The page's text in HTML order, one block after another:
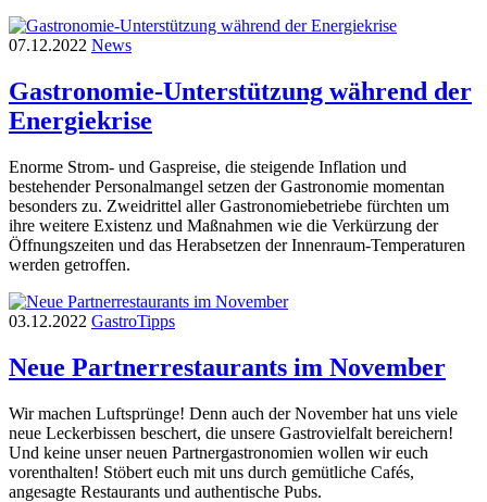
07.12.2022 News
Gastronomie-Unterstützung während der
Energiekrise
Enorme Strom- und Gaspreise, die steigende Inflation und
bestehender Personalmangel setzen der Gastronomie momentan
besonders zu. Zweidrittel aller Gastronomiebetriebe fürchten um
ihre weitere Existenz und Maßnahmen wie die Verkürzung der
Öffnungszeiten und das Herabsetzen der Innenraum-Temperaturen
werden getroffen.
03.12.2022 GastroTipps
Neue Partnerrestaurants im November
Wir machen Luftsprünge! Denn auch der November hat uns viele
neue Leckerbissen beschert, die unsere Gastrovielfalt bereichern!
Und keine unser neuen Partnergastronomien wollen wir euch
vorenthalten! Stöbert euch mit uns durch gemütliche Cafés,
angesagte Restaurants und authentische Pubs.